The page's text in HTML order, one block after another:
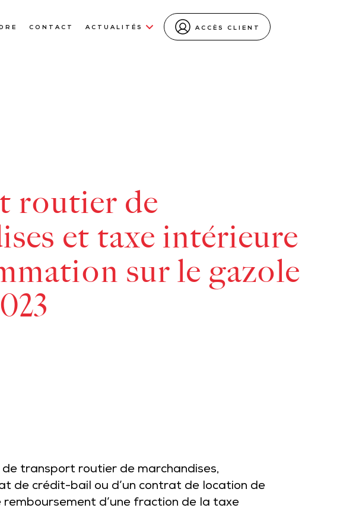
CONTACT ACTUALITÉS ACCÈS CLIENT
routier de
et taxe intérieure
sur le gazole
transport routier de marchandises,
de crédit-bail ou d’un contrat de location de
d’une fraction de la taxe